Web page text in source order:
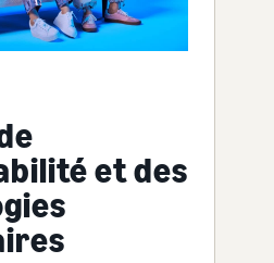
et des